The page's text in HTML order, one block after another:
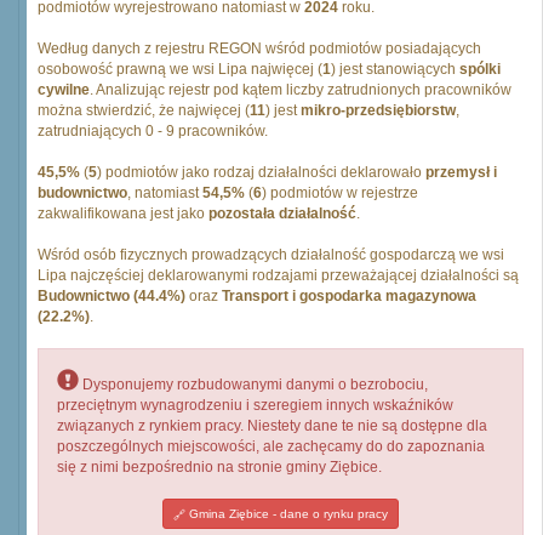
podmiotów wyrejestrowano natomiast w 2024 roku.
Według danych z rejestru REGON wśród podmiotów posiadających
osobowość prawną we wsi Lipa najwięcej (1) jest stanowiących spólki
cywilne. Analizując rejestr pod kątem liczby zatrudnionych pracowników
można stwierdzić, że najwięcej (11) jestmikro-przedsiębiorstw,
zatrudniających 0 - 9 pracowników.
45,5% (5) podmiotów jako rodzaj działalności deklarowało przemysł i
budownictwo, natomiast54,5% (6) podmiotów w rejestrze
zakwalifikowana jest jako pozostała działalność.
Wśród osób fizycznych prowadzących działalność gospodarczą we wsi
Lipa najczęściej deklarowanymi rodzajami przeważającej działalności są
Budownictwo (44.4%) oraz Transport i gospodarka magazynowa
(22.2%).
Dysponujemy rozbudowanymi danymi o bezrobociu,
przeciętnym wynagrodzeniu i szeregiem innych wskaźników
związanych z rynkiem pracy. Niestety dane te nie są dostępne dla
poszczególnych miejscowości, ale zachęcamy do do zapoznania
się z nimi bezpośrednio na stronie gminy Ziębice.
Gmina Ziębice - dane o rynku pracy